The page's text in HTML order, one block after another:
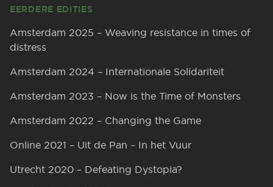
EERDERE EDITIES
Amsterdam 2025 – Weaving resistance in times of
distress
Amsterdam 2024 – Internationale Solidariteit
Amsterdam 2023 – Now is the Time of Monsters
Amsterdam 2022 – Changing the Game
Online 2021 – Uit de Pan – In het Vuur
Utrecht 2020 – Defeating Dystopia?